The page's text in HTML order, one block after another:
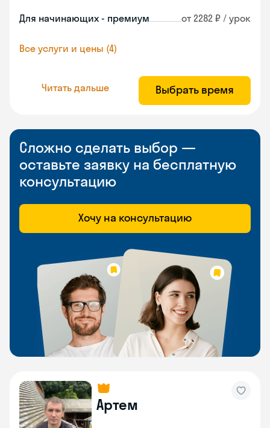
Для начинающих - премиум от 2282 ₽ / урок
Все услуги и цены (4)
Читать дальше Выбрать время
Сложно сделать выбор —
оставьте заявку на бесплатную
консультацию
Хочу на консультацию
Артем